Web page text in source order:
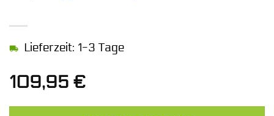
109,95 €
Lieferzeit: 1-3 Tage